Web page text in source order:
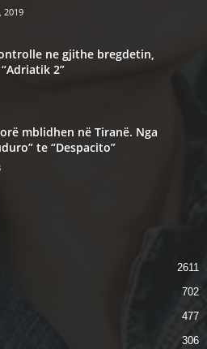
2019
ne gjithe bregdetin,
2”
mblidhen në Tiranë. Nga
te “Despacito”
2611
702
477
306